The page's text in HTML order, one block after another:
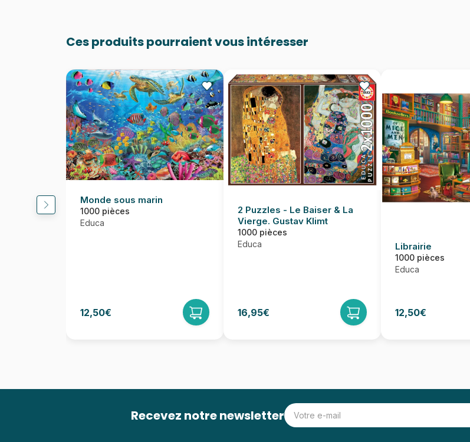
Ces produits pourraient vous intéresser
Monde sous marin
1000 pièces
Educa
12,50€
2 Puzzles - Le Baiser & La
Vierge. Gustav Klimt
1000 pièces
Educa
16,95€
Librairie
1000 pièces
Educa
12,50€
Recevez notre newsletter